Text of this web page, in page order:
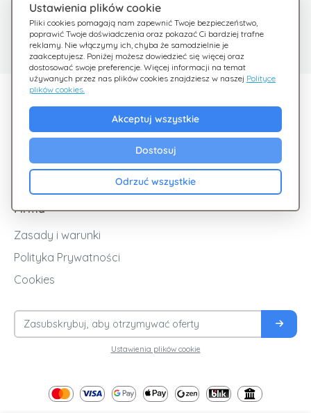
Ustawienia plików cookie
Pliki cookies pomagają nam zapewnić Twoje bezpieczeństwo,
poprawić Twoje doświadczenia oraz pokazać Ci bardziej trafne
reklamy. Nie włączymy ich, chyba że samodzielnie je
zaakceptujesz. Poniżej możesz dowiedzieć się więcej oraz
dostosować swoje preferencje. Więcej informacji na temat
używanych przez nas plików cookies znajdziesz w naszej Polityce
plików cookies.
Akceptuj wszystkie
Dostosuj
Odrzuć wszystkie
Potrzebujesz pomocy?
Jesteśmy tu dla Ciebie
Centrum pomocy
Sprawdź nasze FAQ
Odkryj Giftsy
Cashback
Blog
Firma
Zasady i warunki
Polityka Prywatności
Cookies
Ustawienia plików cookie